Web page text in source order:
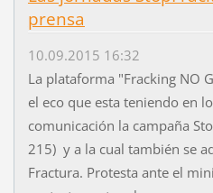
prensa
10.09.2015 16:32
La plataforma "Fracking NO
el eco que esta teniendo en
comunicación la campaña
215) y a la cual también se
Fractura. Protesta ante el